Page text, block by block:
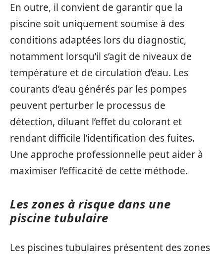
En outre, il convient de garantir que la
piscine soit uniquement soumise à des
conditions adaptées lors du diagnostic,
notamment lorsqu’il s’agit de niveaux de
température et de circulation d’eau. Les
courants d’eau générés par les pompes
peuvent perturber le processus de
détection, diluant l’effet du colorant et
rendant difficile l’identification des fuites.
Une approche professionnelle peut aider à
maximiser l’efficacité de cette méthode.
Les zones à risque dans une
piscine tubulaire
Les piscines tubulaires présentent des zones